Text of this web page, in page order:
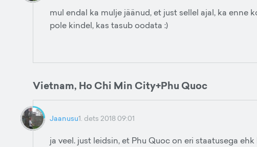
mul endal ka mulje jäänud, et just sellel ajal, ka
pole kindel, kas tasub oodata :)
Vietnam, Ho Chi Min City+Phu Quoc
Jaanusu1. dets 2018 09:01
ja veel. just leidsin, et Phu Quoc on eri staatusega